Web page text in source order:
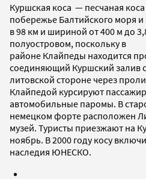
Куршская коса — песчаная коса
побережье Балтийского моря
в 98 км и шириной от 400 м до
полуостровом, поскольку в
районе Клайпеды находится
соединяющий Куршский залив
литовской стороне через
Клайпедой курсируют
автомобильные паромы. В
немецком форте расположен
музей. Туристы приезжают на
ноябрь. В 2000 году косу
наследия ЮНЕСКО.